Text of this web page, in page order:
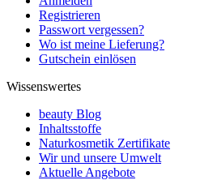
Registrieren
Passwort vergessen?
Wo ist meine Lieferung?
Gutschein einlösen
Wissenswertes
beauty Blog
Inhaltsstoffe
Naturkosmetik Zertifikate
Wir und unsere Umwelt
Aktuelle Angebote